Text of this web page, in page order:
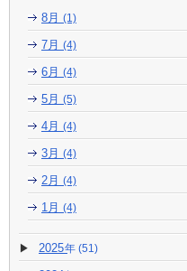
8月 (1)
7月 (4)
6月 (4)
5月 (5)
4月 (4)
3月 (4)
2月 (4)
1月 (4)
2025 (51)